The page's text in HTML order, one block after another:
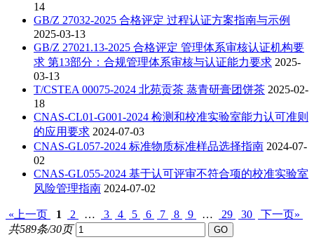
14
GB/Z 27032-2025 合格评定 过程认证方案指南与示例
2025-03-13
GB/Z 27021.13-2025 合格评定 管理体系审核认证机构要
求 第13部分：合规管理体系审核与认证能力要求 2025-
03-13
T/CSTEA 00075-2024 北苑贡茶 蒸青研膏团饼茶 2025-02-
18
CNAS-CL01-G001-2024 检测和校准实验室能力认可准则
的应用要求 2024-07-03
CNAS-GL057-2024 标准物质标准样品选择指南 2024-07-
02
CNAS-GL055-2024 基于认可评审不符合项的校准实验室
风险管理指南 2024-07-02
«上一页 1 2 … 3 4 5 6 7 8 9 … 29 30
下一页»
共589条/30页